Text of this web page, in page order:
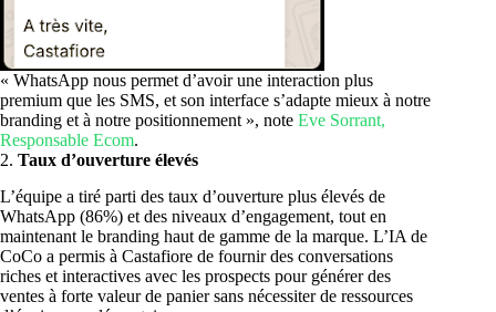
« WhatsApp nous permet d’avoir une interaction plus
premium que les SMS, et son interface s’adapte mieux à notre
branding et à notre positionnement », note Eve Sorrant,
Responsable Ecom.
2. Taux d’ouverture élevés
L’équipe a tiré parti des taux d’ouverture plus élevés de
WhatsApp (86%) et des niveaux d’engagement, tout en
maintenant le branding haut de gamme de la marque. L’IA de
CoCo a permis à Castafiore de fournir des conversations
riches et interactives avec les prospects pour générer des
ventes à forte valeur de panier sans nécessiter de ressources